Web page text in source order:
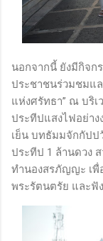
นอกจากนี้ ยังมีกิจก
ประชาชนร่วมชมแ
แห่งศรัทธา” ณ บริ
ประทีปแสงไฟอย่า
เย็น บทธัมมจักกัปป
ประทีป​ 1 ล้านดวง
ทำนองสรภัญญะ เพื่
พระรัตนตรัย และฟั